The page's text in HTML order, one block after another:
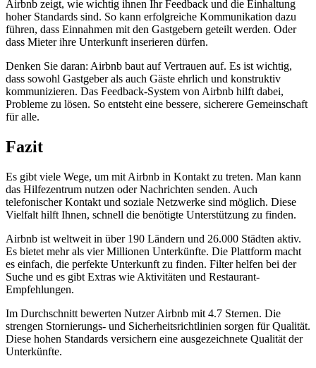
Airbnb zeigt, wie wichtig ihnen Ihr Feedback und die Einhaltung
hoher Standards sind. So kann erfolgreiche Kommunikation dazu
führen, dass Einnahmen mit den Gastgebern geteilt werden. Oder
dass Mieter ihre Unterkunft inserieren dürfen.
Denken Sie daran: Airbnb baut auf Vertrauen auf. Es ist wichtig,
dass sowohl Gastgeber als auch Gäste ehrlich und konstruktiv
kommunizieren. Das Feedback-System von Airbnb hilft dabei,
Probleme zu lösen. So entsteht eine bessere, sicherere Gemeinschaft
für alle.
Fazit
Es gibt viele Wege, um mit Airbnb in Kontakt zu treten. Man kann
das Hilfezentrum nutzen oder Nachrichten senden. Auch
telefonischer Kontakt und soziale Netzwerke sind möglich. Diese
Vielfalt hilft Ihnen, schnell die benötigte Unterstützung zu finden.
Airbnb ist weltweit in über 190 Ländern und 26.000 Städten aktiv.
Es bietet mehr als vier Millionen Unterkünfte. Die Plattform macht
es einfach, die perfekte Unterkunft zu finden. Filter helfen bei der
Suche und es gibt Extras wie Aktivitäten und Restaurant-
Empfehlungen.
Im Durchschnitt bewerten Nutzer Airbnb mit 4.7 Sternen. Die
strengen Stornierungs- und Sicherheitsrichtlinien sorgen für Qualität.
Diese hohen Standards versichern eine ausgezeichnete Qualität der
Unterkünfte.